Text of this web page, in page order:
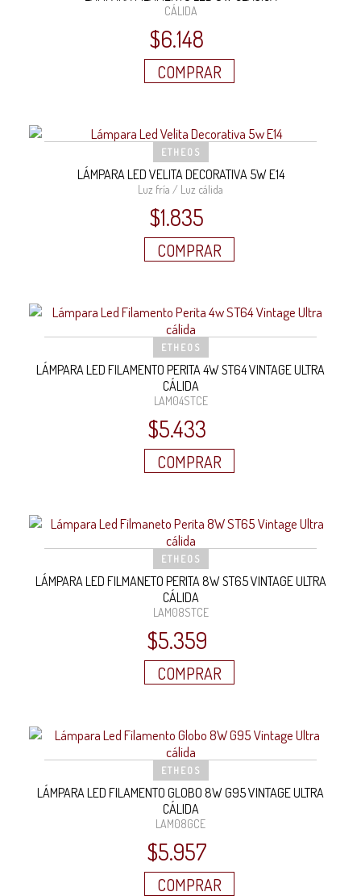
CÁLIDA
$6.148
COMPRAR
ETHEOS
LÁMPARA LED VELITA DECORATIVA 5W E14
Luz fría / Luz cálida
$1.835
COMPRAR
ETHEOS
LÁMPARA LED FILAMENTO PERITA 4W ST64 VINTAGE ULTRA
CÁLIDA
LAM04STCE
$5.433
COMPRAR
ETHEOS
LÁMPARA LED FILMANETO PERITA 8W ST65 VINTAGE ULTRA
CÁLIDA
LAM08STCE
$5.359
COMPRAR
ETHEOS
LÁMPARA LED FILAMENTO GLOBO 8W G95 VINTAGE ULTRA
CÁLIDA
LAM08GCE
$5.957
COMPRAR